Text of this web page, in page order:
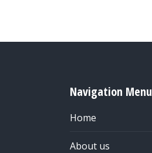
Navigation Menu
Home
About us